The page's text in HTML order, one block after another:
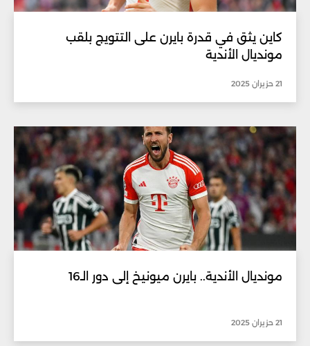
كاين يثق في قدرة بايرن على التتويج بلقب
مونديال الأندية
21 حزيران 2025
مونديال الأندية.. بايرن ميونيخ إلى دور الـ16
21 حزيران 2025